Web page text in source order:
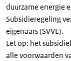
duurzame energie
Subsidieregeling
eigenaars (SVVE).
Let op: het
alle voorwaarden